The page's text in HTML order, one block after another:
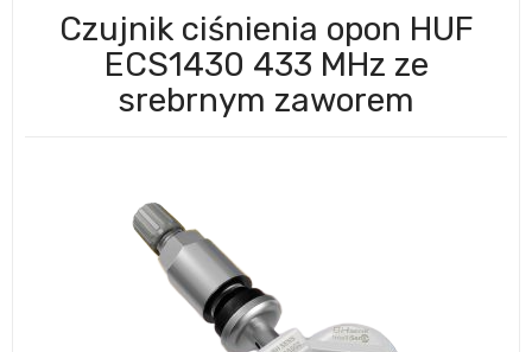
Czujnik ciśnienia opon HUF
ECS1430 433 MHz ze
srebrnym zaworem